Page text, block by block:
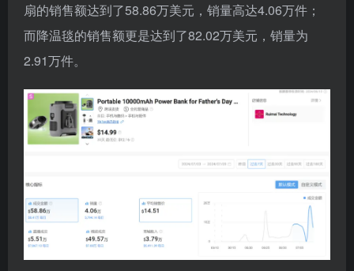
扇的销售额达到了58.86万美元，销量高达4.06万件；
而降温毯的销售额更是达到了82.02万美元，销量为
2.91万件。